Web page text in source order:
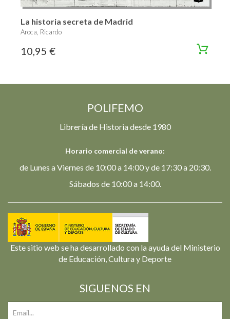
La historia secreta de Madrid
Aroca, Ricardo
10,95 €
POLIFEMO
Librería de Historia desde 1980
Horario comercial de verano:
de Lunes a Viernes de 10:00 a 14:00 y de 17:30 a 20:30.
Sábados de 10:00 a 14:00.
Este sitio web se ha desarrollado con la ayuda del Ministerio
de Educación, Cultura y Deporte
SIGUENOS EN